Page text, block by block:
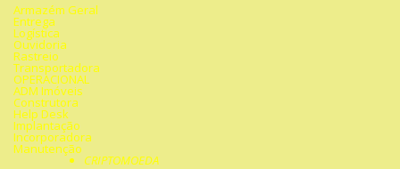
Armazém Geral
Entrega
Logística
Ouvidoria
Rastreio
Transportadora
OPERACIONAL
ADM Imóveis
Construtora
Help Desk
Implantação
Incorporadora
Manutenção
CRIPTOMOEDA